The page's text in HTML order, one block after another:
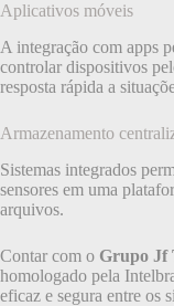
Aplicativos móveis
A integração com apps
controlar dispositivos
resposta rápida a
Armazenamento
Sistemas integrados
sensores em uma
arquivos.
Contar com o Grupo Jf
homologado pela
eficaz e segura entre os